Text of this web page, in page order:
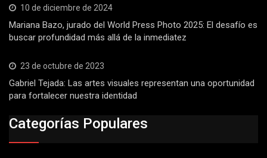
10 de diciembre de 2024
Mariana Bazo, jurado del World Press Photo 2025: El desafío es
buscar profundidad más allá de la inmediatez
23 de octubre de 2023
Gabriel Tejada: Las artes visuales representan una oportunidad
para fortalecer nuestra identidad
Categorías Populares